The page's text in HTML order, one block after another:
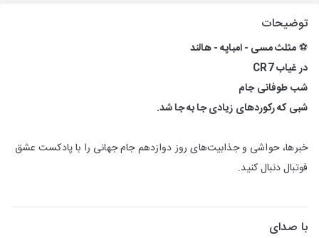
توضیحات
⚽مثلث مسی - امباپه - هالند
در غیاب CR7
شب طوفانی جام
شبی که رکوردهای زیادی جا به جا شد.
خبرها، حواشی و جذابیت‌های روز دوازدهم جام جهانی را با پادکست عشق
فوتبال دنبال کنید.
با صدای